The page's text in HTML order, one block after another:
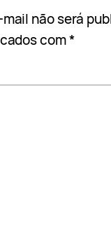
não será
com*